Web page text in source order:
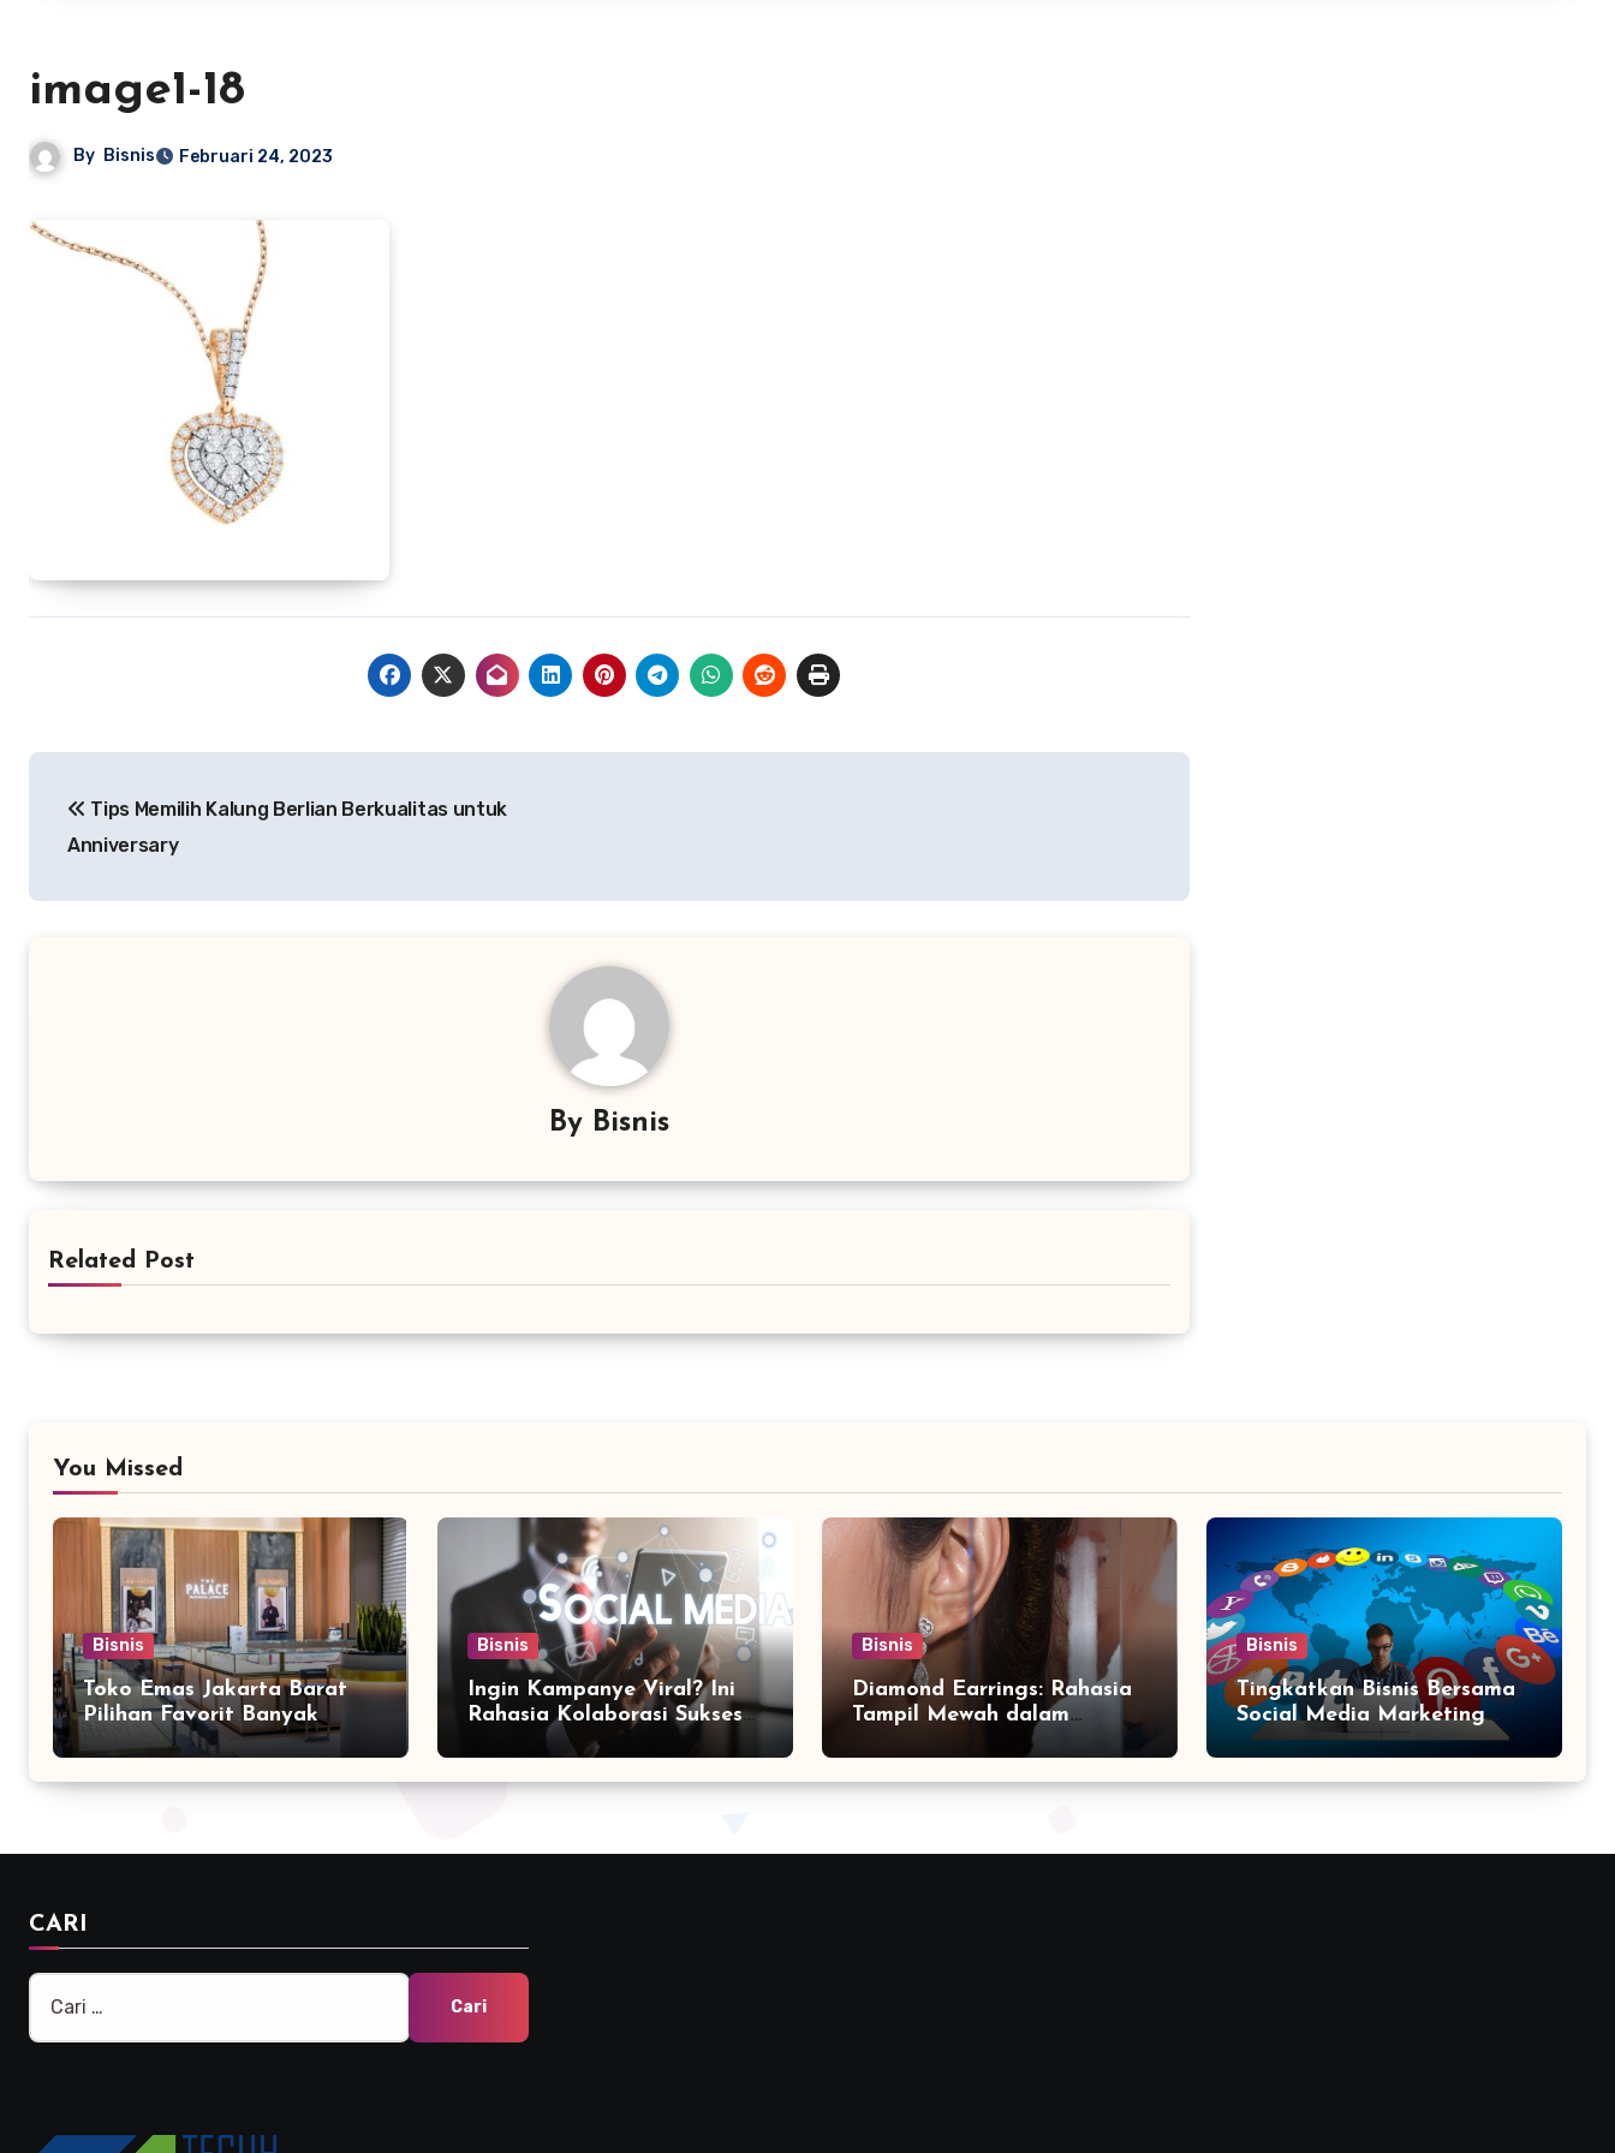
image1-18
By Bisnis Februari 24, 2023
pos Tips Memilih Kalung Berlian Berkualitas untuk
Anniversary
By Bisnis
Related Post
You Missed
Bisnis
Toko Emas Jakarta Barat
Pilihan Favorit Banyak
Bisnis
Ingin Kampanye Viral? Ini
Rahasia Kolaborasi Sukses
Bersama Social Media
Marketing Agency
Bisnis
Diamond Earrings: Rahasia
Tampil Mewah dalam
Sekejap yang Jarang
Diketahui
Bisnis
Tingkatkan Bisnis Bersama
Social Media Marketing
Agency
CARI
Cari
untuk: